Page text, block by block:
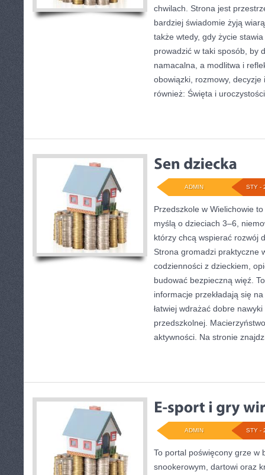
chwilach. Strona jest
bardziej świadomie żyją
także wtedy, gdy życie
prowadzić w taki sposób, by
namacalna, a modlitwa i
obowiązki, rozmowy,
również: Święta i uroczystości
STY -
ADMIN
Przedszkole w Wielichowie
myślą o dzieciach 3–6,
którzy chcą wspierać rozwój
Strona gromadzi praktyczne
codzienności z dzieckiem,
budować bezpieczną więź.
informacje przekładają się
łatwiej wdrażać dobre
przedszkolnej.
aktywności. Na stronie
STY -
ADMIN
To portal poświęcony grze w
snookerowym, dartowi oraz